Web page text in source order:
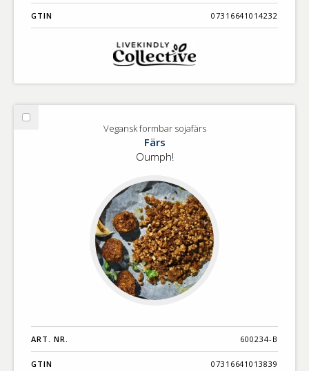
GTIN 07316641014232
Välj
Vegansk formbar sojafärs
Färs
Oumph!
ART. NR. 600234-B
GTIN 07316641013839